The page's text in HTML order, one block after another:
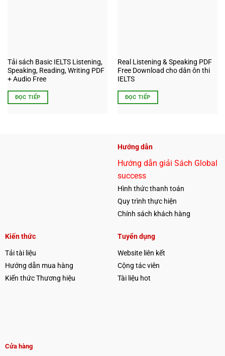
Tải sách Basic IELTS Listening,
Speaking, Reading, Writing PDF
+ Audio Free
ĐỌC TIẾP
Real Listening & Speaking PDF
Free Download cho dân ôn thi
IELTS
ĐỌC TIẾP
Hướng dẫn
Hướng dẫn giải Sách Global
success
Hình thức thanh toán
Quy trình thực hiện
Chính sách khách hàng
Kiến thức
Tải tài liệu
Hướng dẫn mua hàng
Kiến thức Thương hiệu
Tuyển dụng
Website liên kết
Cộng tác viên
Tài liệu hot
Cửa hàng